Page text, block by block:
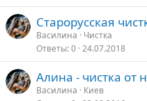
Старорусская
Василина
Чистка
Ответы 0 24.07.2018
Алина - чистка от
Василина
Киев